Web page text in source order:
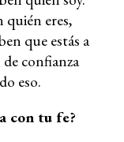
quién eres,
que estás a
confianza
eso.
con tu fe?